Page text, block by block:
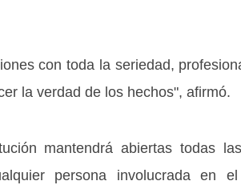
con toda la seriedad,
la verdad de los hechos", afirmó.
mantendrá abiertas todas
persona involucrada en